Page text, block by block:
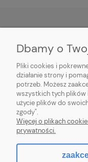
O NAS
INFORMACJE
PŁATNOŚCI I
POMOC
MOJE KONTO
Dbamy o
Pliki cookies i
działanie strony i
potrzeb. Możesz
wszystkich tych
użycie plików do
zgody".
Więcej o plikach
prywatności.